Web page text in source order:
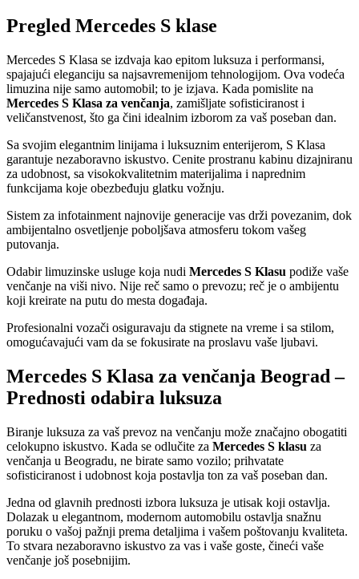
Pregled Mercedes S klase
Mercedes S Klasa se izdvaja kao epitom luksuza i performansi,
spajajući eleganciju sa najsavremenijom tehnologijom. Ova vodeća
limuzina nije samo automobil; to je izjava. Kada pomislite na
Mercedes S Klasa za venčanja, zamišljate sofisticiranost i
veličanstvenost, što ga čini idealnim izborom za vaš poseban dan.
Sa svojim elegantnim linijama i luksuznim enterijerom, S Klasa
garantuje nezaboravno iskustvo. Cenite prostranu kabinu dizajniranu
za udobnost, sa visokokvalitetnim materijalima i naprednim
funkcijama koje obezbeđuju glatku vožnju.
Sistem za infotainment najnovije generacije vas drži povezanim, dok
ambijentalno osvetljenje poboljšava atmosferu tokom vašeg
putovanja.
Odabir limuzinske usluge koja nudi Mercedes S Klasu podiže vaše
venčanje na viši nivo. Nije reč samo o prevozu; reč je o ambijentu
koji kreirate na putu do mesta događaja.
Profesionalni vozači osiguravaju da stignete na vreme i sa stilom,
omogućavajući vam da se fokusirate na proslavu vaše ljubavi.
Mercedes S Klasa za venčanja Beograd –
Prednosti odabira luksuza
Biranje luksuza za vaš prevoz na venčanju može značajno obogatiti
celokupno iskustvo. Kada se odlučite za Mercedes S klasu za
venčanja u Beogradu, ne birate samo vozilo; prihvatate
sofisticiranost i udobnost koja postavlja ton za vaš poseban dan.
Jedna od glavnih prednosti izbora luksuza je utisak koji ostavlja.
Dolazak u elegantnom, modernom automobilu ostavlja snažnu
poruku o vašoj pažnji prema detaljima i vašem poštovanju kvaliteta.
To stvara nezaboravno iskustvo za vas i vaše goste, čineći vaše
venčanje još posebnijim.